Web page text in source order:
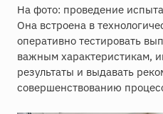
На фото: проведение
Она встроена в
оперативно тестировать
важным характеристикам,
результаты и выдавать
совершенствованию